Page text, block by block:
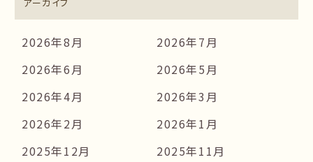
2026年8月
2026年7月
2026年6月
2026年5月
2026年4月
2026年3月
2026年2月
2026年1月
2025年12月
2025年11月